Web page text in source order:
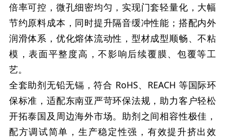
倍率可控，微孔细密均匀，实现门套轻量化，大幅
节约原料成本，同时提升隔音缓冲性能；搭配内外
润滑体系，优化熔体流动性，型材成型顺畅、不粘
模，表面平整度高，不影响后续覆膜、包覆等工
艺。
全套助剂无铅无镉，符合 RoHS、REACH 等国际环
保标准，适配东南亚严苛环保法规，助力客户轻松
开拓泰国及周边海外市场。助剂之间相容性极佳，
配方调试简单，生产稳定性强，有效提升挤出效